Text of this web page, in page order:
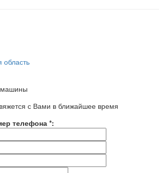
область
машины
с Вами в ближайшее время
телефона *: